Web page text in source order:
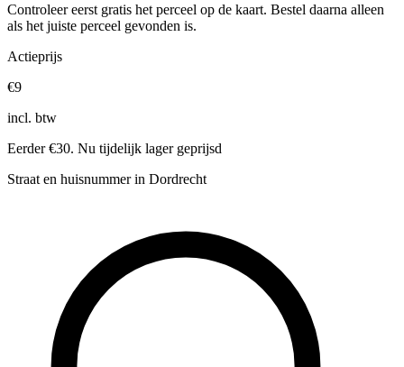
Controleer eerst gratis het perceel op de kaart. Bestel daarna alleen
als het juiste perceel gevonden is.
Actieprijs
€9
incl. btw
Eerder €30. Nu tijdelijk lager geprijsd
Straat en huisnummer in Dordrecht